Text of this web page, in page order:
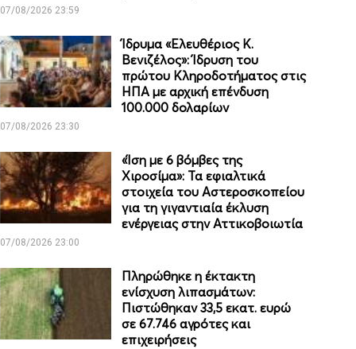
07/08/2026 23:59
Ίδρυμα «Ελευθέριος Κ.
Βενιζέλος»: Ίδρυση του
πρώτου Κληροδοτήματος στις
ΗΠΑ με αρχική επένδυση
100.000 δολαρίων
07/08/2026 23:30
«Ίση με 6 βόμβες της
Χιροσίμα»: Τα εφιαλτικά
στοιχεία του Αστεροσκοπείου
για τη γιγαντιαία έκλυση
ενέργειας στην Αττικοβοιωτία
07/08/2026 23:00
Πληρώθηκε η έκτακτη
ενίσχυση λιπασμάτων:
Πιστώθηκαν 33,5 εκατ. ευρώ
σε 67.746 αγρότες και
επιχειρήσεις